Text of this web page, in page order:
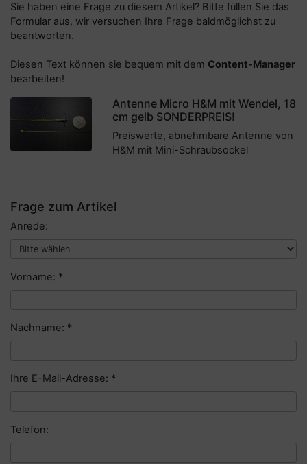
Sie haben eine Frage zu diesem Artikel? Bitte füllen Sie das
Formular aus, wir versuchen Ihre Frage baldmöglichst zu
beantworten.
Diesen Text können sie bequem mit dem Content-Manager
bearbeiten!
Antenne Micro H&M mit Wendel, 18
cm gelb SONDERPREIS!
Preiswerte, abnehmbare Antenne von
H&M mit Mini-Schraubsockel
Frage zum Artikel
Anrede:
Vorname: *
Nachname: *
Ihre E-Mail-Adresse: *
Telefon: